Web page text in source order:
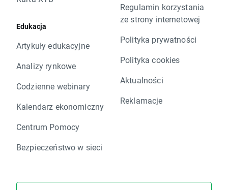
Edukacja
Artykuły edukacyjne
Analizy rynkowe
Codzienne webinary
Kalendarz ekonomiczny
Centrum Pomocy
Bezpieczeństwo w sieci
Regulamin korzystania
ze strony internetowej
Polityka prywatności
Polityka cookies
Aktualności
Reklamacje